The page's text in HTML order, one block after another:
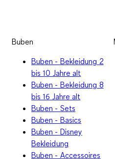
Buben
Buben - Bekleidung 2
bis 10 Jahre alt
Buben - Bekleidung 8
bis 16 Jahre alt
Buben - Sets
Buben - Basics
Buben - Disney
Bekleidung
Buben - Accessoires